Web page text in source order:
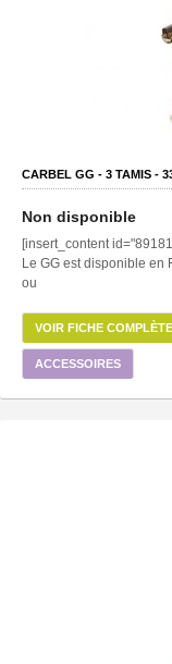
CARBEL GG - 3 TAMIS -
Non disponible
[insert_content
Le GG est disponible en
ou
VOIR FICHE COMPLÈTE
ACCESSOIRES